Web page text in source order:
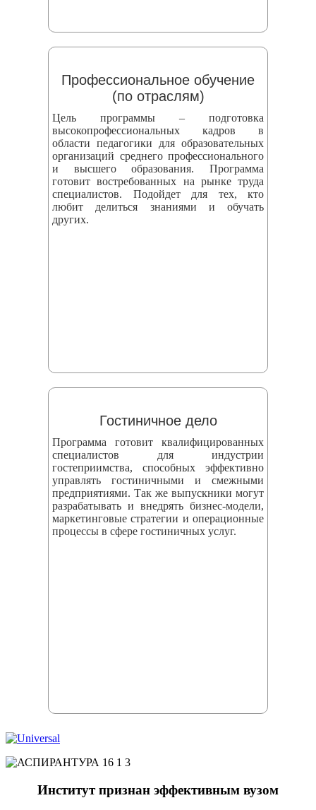
Профессиональное обучение
(по отраслям)
Цель программы – подготовка
высокопрофессиональных кадров в
области педагогики для образовательных
организаций среднего профессионального
и высшего образования. Программа
готовит востребованных на рынке труда
специалистов. Подойдет для тех, кто
любит делиться знаниями и обучать
других.
Гостиничное дело
Программа готовит квалифицированных
специалистов для индустрии
гостеприимства, способных эффективно
управлять гостиничными и смежными
предприятиями. Так же выпускники могут
разрабатывать и внедрять бизнес‑модели,
маркетинговые стратегии и операционные
процессы в сфере гостиничных услуг.
Институт признан эффективным вузом